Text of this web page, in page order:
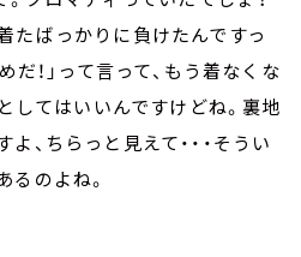
たばっかりに負けたんですっ
だ！」って言って、もう着なくな
してはいいんですけどね。裏地
、ちらっと見えて・・・そうい
るのよね。